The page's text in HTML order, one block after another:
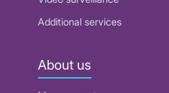
Additional services
About us